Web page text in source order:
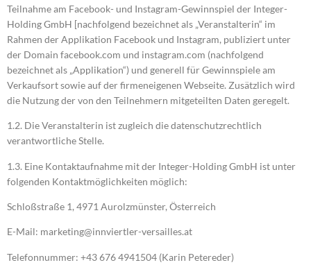
Teilnahme am Facebook- und Instagram-Gewinnspiel der Integer-
Holding GmbH [nachfolgend bezeichnet als „Veranstalterin“ im
Rahmen der Applikation Facebook und Instagram, publiziert unter
der Domain facebook.com und instagram.com (nachfolgend
bezeichnet als „Applikation“) und generell für Gewinnspiele am
Verkaufsort sowie auf der firmeneigenen Webseite. Zusätzlich wird
die Nutzung der von den Teilnehmern mitgeteilten Daten geregelt.
1.2. Die Veranstalterin ist zugleich die datenschutzrechtlich
verantwortliche Stelle.
1.3. Eine Kontaktaufnahme mit der Integer-Holding GmbH ist unter
folgenden Kontaktmöglichkeiten möglich:
Schloßstraße 1, 4971 Aurolzmünster, Österreich
E-Mail: marketing@innviertler-versailles.at
Telefonnummer: +43 676 4941504 (Karin Petereder)